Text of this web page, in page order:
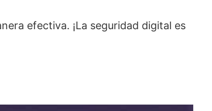
efectiva. ¡La seguridad digital es